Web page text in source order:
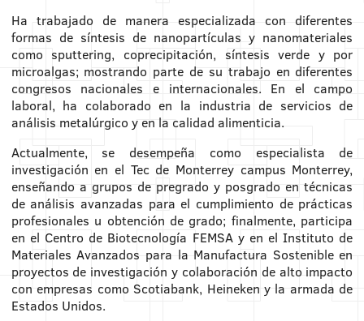
Ha trabajado de manera especializada con diferentes
formas de síntesis de nanopartículas y nanomateriales
como sputtering, coprecipitación, síntesis verde y por
microalgas; mostrando parte de su trabajo en diferentes
congresos nacionales e internacionales. En el campo
laboral, ha colaborado en la industria de servicios de
análisis metalúrgico y en la calidad alimenticia.
Actualmente, se desempeña como especialista de
investigación en el Tec de Monterrey campus Monterrey,
enseñando a grupos de pregrado y posgrado en técnicas
de análisis avanzadas para el cumplimiento de prácticas
profesionales u obtención de grado; finalmente, participa
en el Centro de Biotecnología FEMSA y en el Instituto de
Materiales Avanzados para la Manufactura Sostenible en
proyectos de investigación y colaboración de alto impacto
con empresas como Scotiabank, Heineken y la armada de
Estados Unidos.